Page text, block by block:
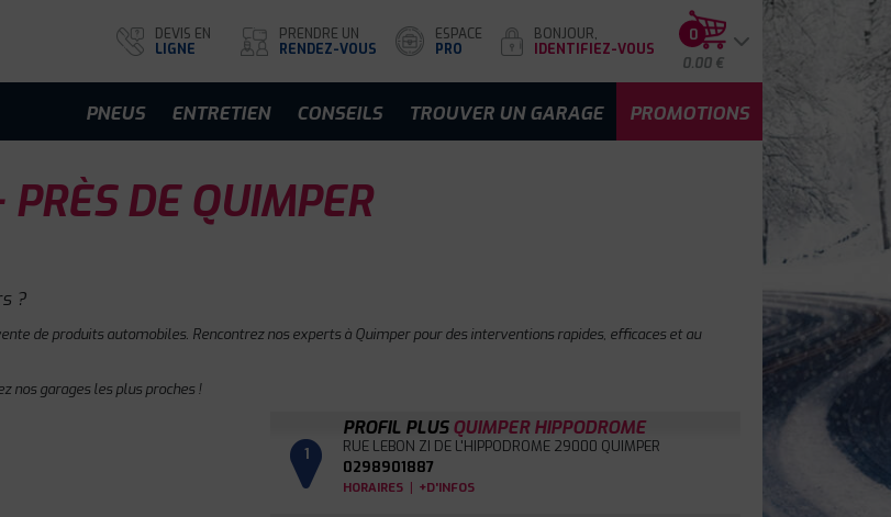
DEVIS EN
LIGNE
PRENDRE UN
RENDEZ-VOUS
ESPACE
PRO
BONJOUR,
IDENTIFIEZ-VOUS
0
0.00 €
PNEUS ENTRETIEN CONSEILS TROUVER UN GARAGE PROMOTIONS
DE QUIMPER
?
de produits automobiles. Rencontrez nos experts à Quimper pour des interventions rapides, efficaces et au
nos garages les plus proches !
1
PROFIL PLUSQUIMPER HIPPODROME
RUE LEBON ZI DE L'HIPPODROME 29000 QUIMPER
0298901887
HORAIRES | +D'INFOS